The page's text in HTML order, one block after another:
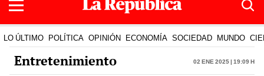
LO ÚLTIMO POLÍTICA OPINIÓN ECONOMÍA SOCIEDAD MUNDO
Entretenimiento 02 Ene 2025 | 19:09 h